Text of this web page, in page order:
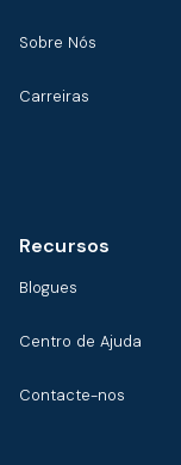
Sobre Nós
Carreiras
Recursos
Blogues
Centro de Ajuda
Contacte-nos